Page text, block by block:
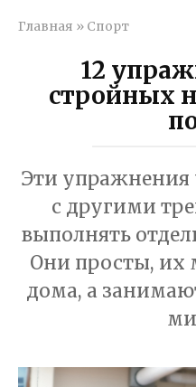
Главная » Спорт
12
стройных
Эти упражнения
с другими
выполнять
Они просты, их
дома, а